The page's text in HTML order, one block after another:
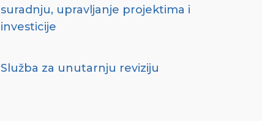
suradnju, upravljanje projektima i
investicije
Služba za unutarnju reviziju